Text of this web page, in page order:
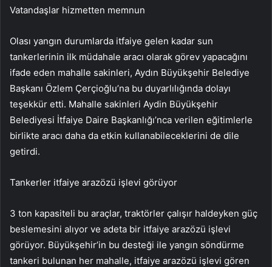
Vatandaşlar hizmetten memnun
Olası yangın durumlarda itfaiye gelen kadar sun
tankerlerinin ilk müdahale aracı olarak görev yapacağını
ifade eden mahalle sakinleri, Aydın Büyükşehir Belediye
Başkanı Özlem Çerçioğlu’na bu duyarlılığında dolayı
teşekkür etti. Mahalle sakinleri Aydin Büyükşehir
Belediyesi İtfaiye Daire Başkanlığı’nca verilen eğitimlerle
birlikte aracı daha da etkin kullanabileceklerini de dile
getirdi.
Tankerler itfaiye arazözü işlevi görüyor
3 ton kapasiteli bu araçlar, traktörler çalışır haldeyken güç
beslemesini alıyor ve adeta bir itfaiye arazözü işlevi
görüyor. Büyükşehir’in bu desteği ile yangın söndürme
tankeri bulunan her mahalle, itfaiye arazözü işlevi gören